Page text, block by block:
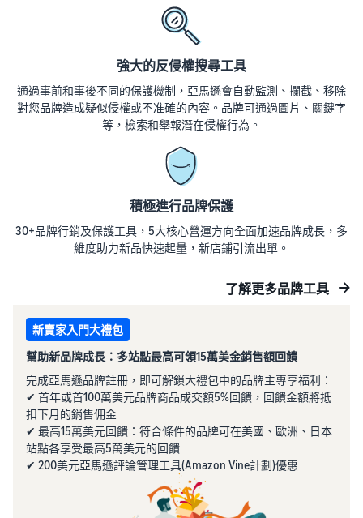
強大的反侵權搜尋工具
通過事前和事後不同的保護機制，亞馬遜會自動監測、攔截、移除
對您品牌造成疑似侵權或不准確的內容。品牌可通過圖片、關鍵字
等，檢索和舉報潛在侵權行為。
積極進行品牌保護
30+品牌行銷及保護工具，5大核心營運方向全面加速品牌成長，多
維度助力新品快速起量，新店鋪引流出單。
了解更多品牌工具
新賣家入門大禮包
幫助新品牌成長：多站點最高可領15萬美金銷售額回饋
完成亞馬遜品牌註冊，即可解鎖大禮包中的品牌主專享福利：
✔ 首年或首100萬美元品牌商品成交額5%回饋，回饋金額將抵
扣下月的銷售佣金
✔ 最高15萬美元回饋：符合條件的品牌可在美國、歐洲、日本
站點各享受最高5萬美元的回饋
✔ 200美元亞馬遜評論管理工具(Amazon Vine計劃)優惠